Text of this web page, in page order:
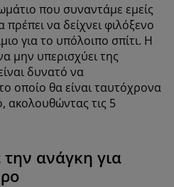
που συναντάμε εμείς
να δείχνει φιλόξενο
για το υπόλοιπο σπίτι. Η
μην υπερισχύει της
δυνατό να
οποίο θα είναι ταυτόχρονα
ακολουθώντας τις 5
ανάγκη για